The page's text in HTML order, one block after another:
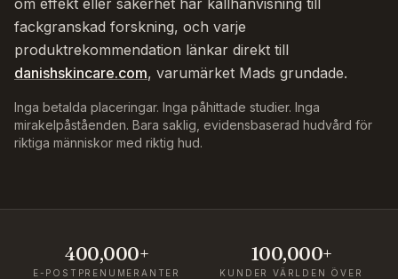
om effekt eller säkerhet har källhänvisning till
fackgranskad forskning, och varje
produktrekommendation länkar direkt till
danishskincare.com, varumärket Mads grundade.
Inga betalda placeringar. Inga påhittade studier. Inga
mirakelpåståenden. Bara saklig, evidensbaserad hudvård för
riktiga människor med riktig hud.
400,000+
E-POSTPRENUMERANTER
100,000+
KUNDER VÄRLDEN ÖVER